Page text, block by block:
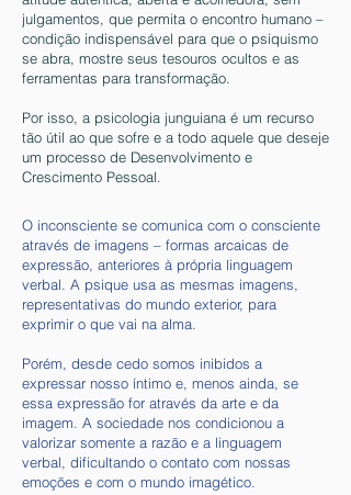
julgamentos, que permita o encontro humano –
condição indispensável para que o psiquismo
se abra, mostre seus tesouros ocultos e as
ferramentas para transformação.
Por isso, a psicologia junguiana é um recurso
tão útil ao que sofre e a todo aquele que deseje
um processo de Desenvolvimento e
Crescimento Pessoal.
O inconsciente se comunica com o consciente
através de imagens – formas arcaicas de
expressão, anteriores à própria linguagem
verbal. A psique usa as mesmas imagens,
representativas do mundo exterior, para
exprimir o que vai na alma.
Porém, desde cedo somos inibidos a
expressar nosso íntimo e, menos ainda, se
essa expressão for através da arte e da
imagem. A sociedade nos condicionou a
valorizar somente a razão e a linguagem
verbal, dificultando o contato com nossas
emoções e com o mundo imagético.